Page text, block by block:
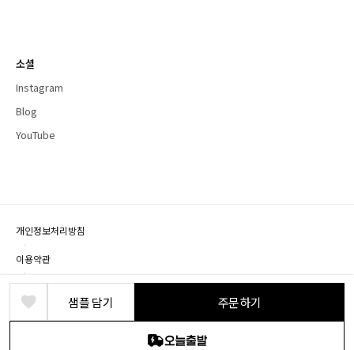
샘플 담기 주문하기
소셜
Instagram
Blog
YouTube
개인정보처리방침
·
이용약관
·
제휴문의
상호명: (주) 바른디자인 · 대표: 박정식 · 개인정보책임자: 박영혁
사업장 소재지: 경기도 파주시 회동길 219, B1층(문발동)
사업자등록번호: 104-86-18524 · 통신판매번호: 2018-경기파주-0076 · 유선전화: 1661-